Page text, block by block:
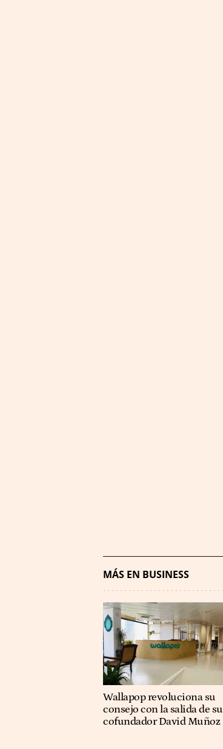
MÁS EN BUSINESS
Wallapop revoluciona su
consejo con la salida de su
cofundador David Muñoz